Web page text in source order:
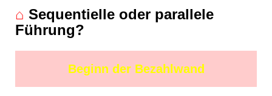
⌂ Sequentielle oder parallele
Führung?
Beginn der Bezahlwand